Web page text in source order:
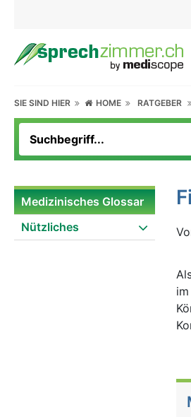
SIE SIND HIER HOME RATGEBER
Medizinisches Glossar
Nützliches